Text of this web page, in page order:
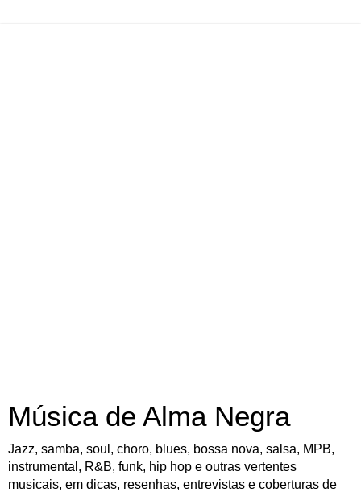
Música de Alma Negra
Jazz, samba, soul, choro, blues, bossa nova, salsa, MPB,
instrumental, R&B, funk, hip hop e outras vertentes
musicais, em dicas, resenhas, entrevistas e coberturas de